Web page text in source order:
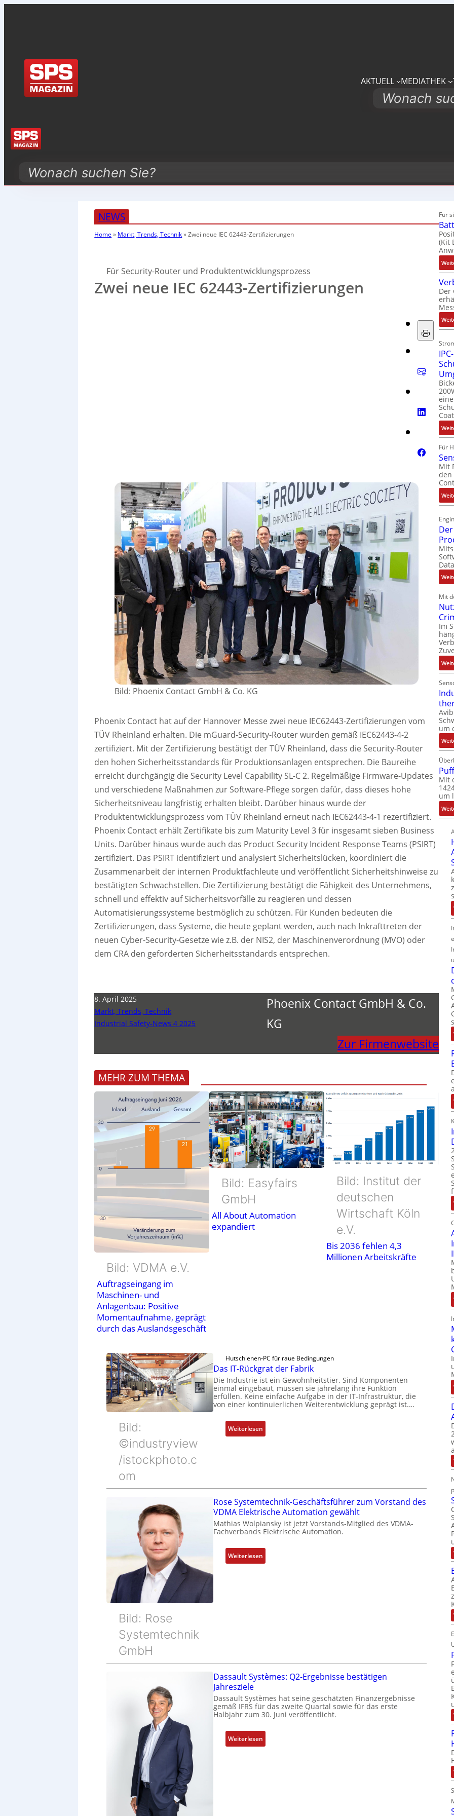
AKTUELL MEDIATHEK
Search
Search
NEWS
Home » Markt, Trends, Technik»Zwei neue IEC 62443-Zertifizierungen
Für Security-Router und Produktentwicklungsprozess
Zwei neue IEC 62443-Zertifizierungen
Bild: Phoenix Contact GmbH & Co. KG
Phoenix Contact hat auf der Hannover Messe zwei neue IEC62443-Zertifizierungen vom
TÜV Rheinland erhalten. Die mGuard-Security-Router wurden gemäß IEC62443-4-2
zertifiziert. Mit der Zertifizierung bestätigt der TÜV Rheinland, dass die Security-Router
den hohen Sicherheitsstandards für Produktionsanlagen entsprechen. Die Baureihe
erreicht durchgängig die Security Level Capability SL-C 2. Regelmäßige Firmware-Updates
und verschiedene Maßnahmen zur Software-Pflege sorgen dafür, dass dieses hohe
Sicherheitsniveau langfristig erhalten bleibt. Darüber hinaus wurde der
Produktentwicklungsprozess vom TÜV Rheinland erneut nach IEC62443-4-1 rezertifiziert.
Phoenix Contact erhält Zertifikate bis zum Maturity Level 3 für insgesamt sieben Business
Units. Darüber hinaus wurde auch das Product Security Incident Response Teams (PSIRT)
zertifiziert. Das PSIRT identifiziert und analysiert Sicherheitslücken, koordiniert die
Zusammenarbeit der internen Produktfachleute und veröffentlicht Sicherheitshinweise zu
bestätigten Schwachstellen. Die Zertifizierung bestätigt die Fähigkeit des Unternehmens,
schnell und effektiv auf Sicherheitsvorfälle zu reagieren und dessen
Automatisierungssysteme bestmöglich zu schützen. Für Kunden bedeuten die
Zertifizierungen, dass Systeme, die heute geplant werden, auch nach Inkrafttreten der
neuen Cyber-Security-Gesetze wie z.B. der NIS2, der Maschinenverordnung (MVO) oder
dem CRA den geforderten Sicherheitsstandards entsprechen.
8. April 2025
Markt, Trends, Technik
Industrial Safety-News 4 2025
Phoenix Contact GmbH & Co.
KG
Zur Firmenwebsite
MEHR ZUM THEMA
Bild: VDMA e.V.
Auftragseingang im
Maschinen- und
Anlagenbau: Positive
Momentaufnahme, geprägt
durch das Auslandsgeschäft
Bild: Easyfairs
GmbH
All About Automation
expandiert
Bild: Institut der
deutschen
Wirtschaft Köln
e.V.
Bis 2036 fehlen 4,3
Millionen Arbeitskräfte
Bild:
©industryview
/istockphoto.c
om
Hutschienen-PC für raue Bedingungen
Das IT-Rückgrat der Fabrik
Die Industrie ist ein Gewohnheitstier. Sind Komponenten
einmal eingebaut, müssen sie jahrelang ihre Funktion
erfüllen. Keine einfache Aufgabe in der IT-Infrastruktur, die
von einer kontinuierlichen Weiterentwicklung geprägt ist.…
Weiterlesen:
D
R
ü
c
k
r
a
i
k
Bild: Rose
Systemtechnik
GmbH
Rose Systemtechnik-Geschäftsführer zum Vorstand des
VDMA Elektrische Automation gewählt
Mathias Wolpiansky ist jetzt Vorstands-Mitglied des VDMA-
Fachverbands Elektrische Automation.
Weiterlesen:
R
m
t
h
n
k
-
Dassault Systèmes: Q2-Ergebnisse bestätigen
Jahresziele
Dassault Systèmes hat seine geschätzten Finanzergebnisse
gemäß IFRS für das zweite Quartal sowie für das erste
Halbjahr zum 30. Juni veröffentlicht.
Weiterlesen:
D
Für
(Kit
Der
Für
Mit
den
Mit
Im
um
Mit
um